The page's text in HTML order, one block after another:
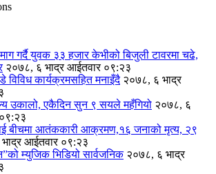
गर्दै युवक ३३ हजार केभीको बिजुली टावरमा चढे,
२०७८, ६ भाद्र आईतवार ०९:२३
कार्यक्रमसहित मनाइँदै २०७८, ६ भाद्र
उकालो, एकैदिन सुन ९ सयले महँगियो २०७८, ६
बीचमा आतंककारी आक्रमण,१६ जनाको मृत्य, २९
आईतवार ०९:२३
म्युजिक भिडियो सार्वजनिक २०७८, ६ भाद्र